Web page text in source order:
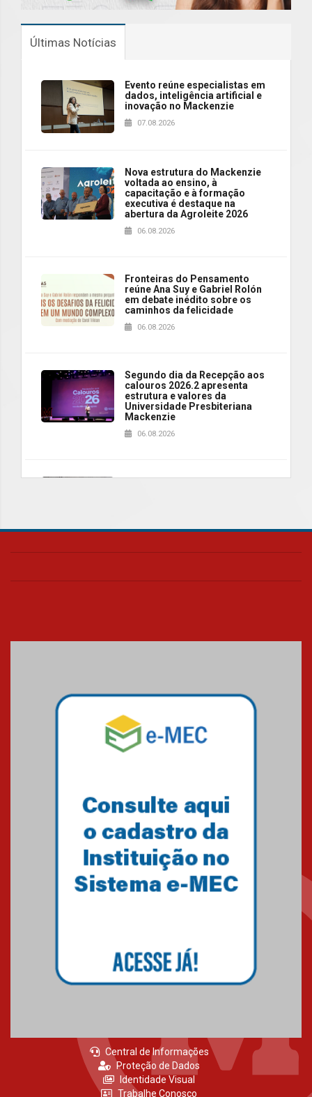
Últimas Notícias
Evento reúne especialistas em
dados, inteligência artificial e
inovação no Mackenzie
07.08.2026
Nova estrutura do Mackenzie
voltada ao ensino, à
capacitação e à formação
executiva é destaque na
abertura da Agroleite 2026
06.08.2026
Fronteiras do Pensamento
reúne Ana Suy e Gabriel Rolón
em debate inédito sobre os
caminhos da felicidade
06.08.2026
Segundo dia da Recepção aos
calouros 2026.2 apresenta
estrutura e valores da
Universidade Presbiteriana
Mackenzie
06.08.2026
realizará nova edição da Feira
04.08.2026
Mackenzie recepciona os
calouros do segundo semestre
Como o Colégio Mackenzie
Brasília prepara seus
estudantes para o PAS antes
mesmo do Ensino Médio
04.08.2026
Central de Informações
Proteção de Dados
Identidade Visual
Trabalhe Conosco